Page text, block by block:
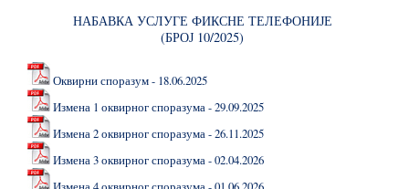
НАБАВКА УСЛУГЕ ФИКСНЕ ТЕЛЕФОНИЈЕ
(БРОЈ 10/2025)
Оквирни споразум - 18.06.2025
Измена 1 оквирног споразума - 29.09.2025
Измена 2 оквирног споразума - 26.11.2025
Измена 3 оквирног споразума - 02.04.2026